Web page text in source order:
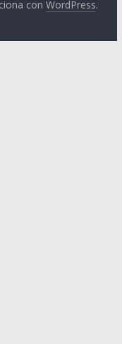
conWordPress.